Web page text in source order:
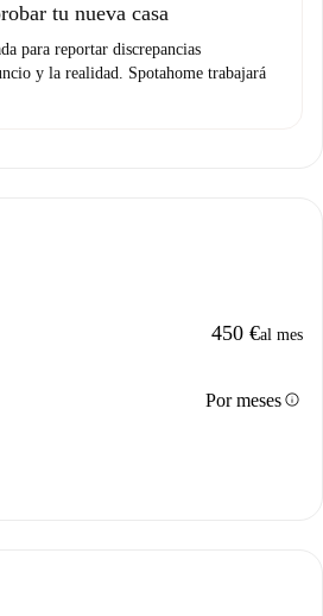
tu nueva casa
para reportar discrepancias
y la realidad. Spotahome trabajará
450 €al mes
Por mesesinfo